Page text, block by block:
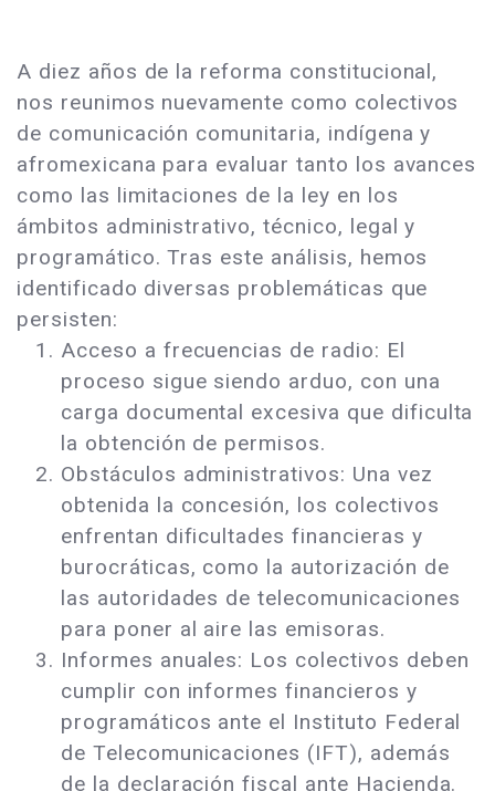
A diez años de la reforma constitucional,
nos reunimos nuevamente como colectivos
de comunicación comunitaria, indígena y
afromexicana para evaluar tanto los avances
como las limitaciones de la ley en los
ámbitos administrativo, técnico, legal y
programático. Tras este análisis, hemos
identificado diversas problemáticas que
persisten:
Acceso a frecuencias de radio: El
proceso sigue siendo arduo, con una
carga documental excesiva que dificulta
la obtención de permisos.
Obstáculos administrativos: Una vez
obtenida la concesión, los colectivos
enfrentan dificultades financieras y
burocráticas, como la autorización de
las autoridades de telecomunicaciones
para poner al aire las emisoras.
Informes anuales: Los colectivos deben
cumplir con informes financieros y
programáticos ante el Instituto Federal
de Telecomunicaciones (IFT), además
de la declaración fiscal ante Hacienda.